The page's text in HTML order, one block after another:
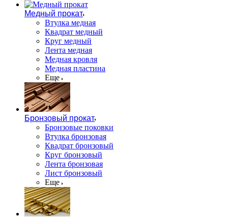
Медный прокат
Втулка медная
Квадрат медный
Круг медный
Лента медная
Медная кровля
Медная пластина
Еще
Бронзовый прокат
Бронзовые поковки
Втулка бронзовая
Квадрат бронзовый
Круг бронзовый
Лента бронзовая
Лист бронзовый
Еще